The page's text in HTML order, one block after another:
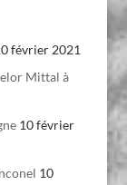
février 2021
Mittal à
10 février
10